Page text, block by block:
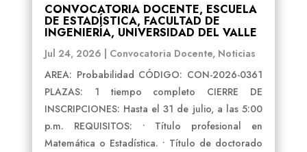
CONVOCATORIA DOCENTE, ESCUELA
DE ESTADÍSTICA, FACULTAD DE
INGENIERÍA, UNIVERSIDAD DEL VALLE
Jul 24, 2026 | Convocatoria Docente, Noticias
AREA: Probabilidad CÓDIGO: CON-2026-0361
PLAZAS: 1 tiempo completo CIERRE DE
INSCRIPCIONES: Hasta el 31 de julio, a las 5:00
p.m. REQUISITOS: • Título profesional en
Matemática o Estadística. • Título de doctorado